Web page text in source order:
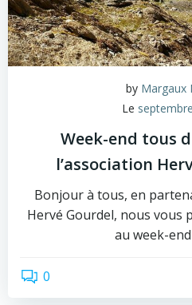
by Margaux
Le
Week-end tous
l’association
Bonjour à tous, en
Hervé Gourdel, nous vous
au week-
0